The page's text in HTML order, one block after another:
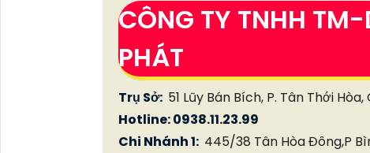
CÔNG TY TNHH
PHÁT
Trụ Sở: 51 Lũy Bán Bích, P. Tân Thới Hòa,
Hotline: 0938.11.23.99
Chi Nhánh 1: 445/38 Tân Hòa Đông,P